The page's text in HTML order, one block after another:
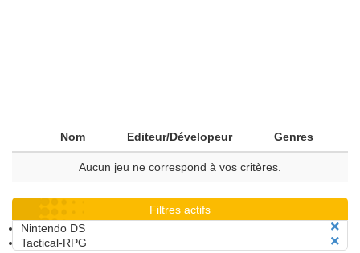
Nom Editeur/Dévelopeur Genres
Aucun jeu ne correspond à vos critères.
Filtres actifs
Nintendo DS
Tactical-RPG